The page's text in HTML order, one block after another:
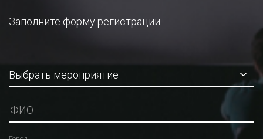
Заполните форму регистрации